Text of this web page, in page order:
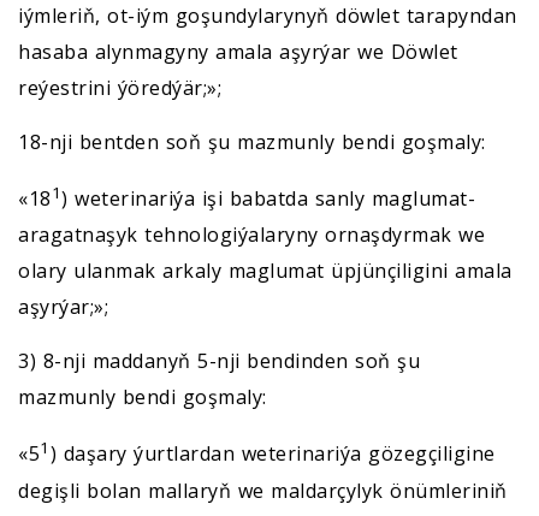
iýmleriň, ot-iým goşundylarynyň döwlet tarapyndan
hasaba alynmagyny amala aşyrýar we Döwlet
reýestrini ýöredýär;»;
18-nji bentden soň şu mazmunly bendi goşmaly:
«181) weterinariýa işi babatda sanly maglumat-
aragatnaşyk tehnologiýalaryny ornaşdyrmak we
olary ulanmak arkaly maglumat üpjünçiligini amala
aşyrýar;»;
3) 8-nji maddanyň 5-nji bendinden soň şu
mazmunly bendi goşmaly:
«51 ) daşary ýurtlardan weterinariýa gözegçiligine
degişli bolan mallaryň we maldarçylyk önümleriniň